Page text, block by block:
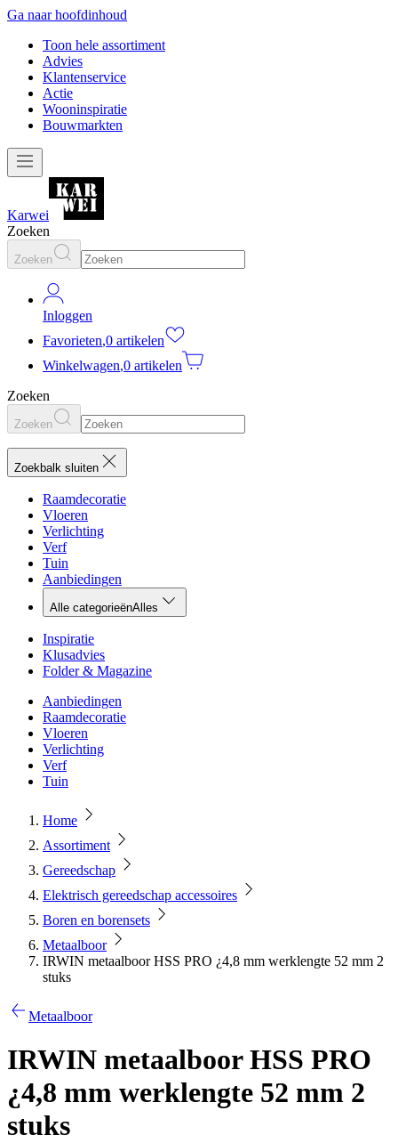
Ga naar hoofdinhoud
Toon hele assortiment
Advies
Klantenservice
Actie
Wooninspiratie
Bouwmarkten
Karwei
Zoeken
Zoeken
Inloggen
Favorieten,0 artikelen
Winkelwagen,0 artikelen
Zoeken
Zoeken
Zoekbalk sluiten
Raamdecoratie
Vloeren
Verlichting
Verf
Tuin
Aanbiedingen
Alle categorieënAlles
Inspiratie
Klusadvies
Folder & Magazine
Aanbiedingen
Raamdecoratie
Vloeren
Verlichting
Verf
Tuin
Home
Assortiment
Gereedschap
Elektrisch gereedschap accessoires
Boren en borensets
Metaalboor
IRWIN metaalboor HSS PRO ¿4,8 mm werklengte 52 mm 2
stuks
Metaalboor
IRWIN metaalboor HSS PRO
¿4,8 mm werklengte 52 mm 2
stuks